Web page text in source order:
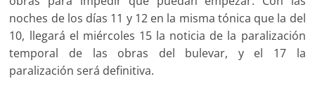
noches de los días 11 y 12 en la misma tónica que la del
10, llegará el miércoles 15 la noticia de la paralización
temporal de las obras del bulevar, y el 17 la
paralización será definitiva.